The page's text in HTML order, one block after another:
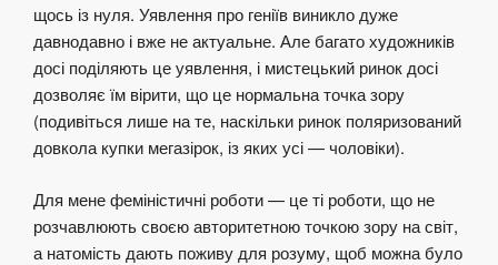
щось із нуля. Уявлення про геніїв виникло дуже
давнодавно і вже не актуальне. Але багато художників
досі поділяють це уявлення, і мистецький ринок досі
дозволяє їм вірити, що це нормальна точка зору
(подивіться лише на те, наскільки ринок поляризований
довкола купки мегазірок, із яких усі — чоловіки).
Для мене феміністичні роботи — це ті роботи, що не
розчавлюють своєю авторитетною точкою зору на світ,
а натомість дають поживу для розуму, щоб можна було